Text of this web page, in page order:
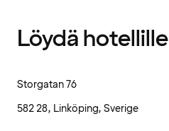
Löydä hotellille
Storgatan 76
582 28, Linköping, Sverige